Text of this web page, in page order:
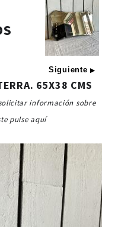
Siguiente▶
65X38 CMS
información sobre
pulse aquí